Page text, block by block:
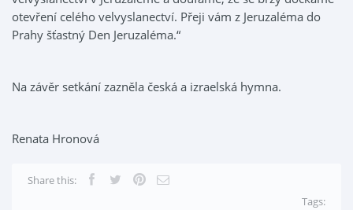
otevření celého velvyslanectví. Přeji vám z Jeruzaléma do
Prahy šťastný Den Jeruzaléma.“
Na závěr setkání zazněla česká a izraelská hymna.
Renata Hronová
Share this:
Tags: